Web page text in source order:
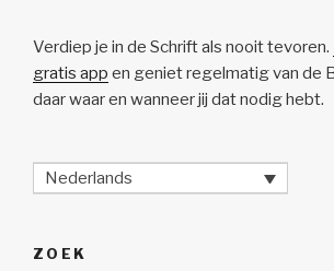
Verdiep je in de Schrift als nooit tevoren.
gratis app en geniet regelmatig van de
daar waar en wanneer jij dat nodig hebt.
Nederlands
ZOEK